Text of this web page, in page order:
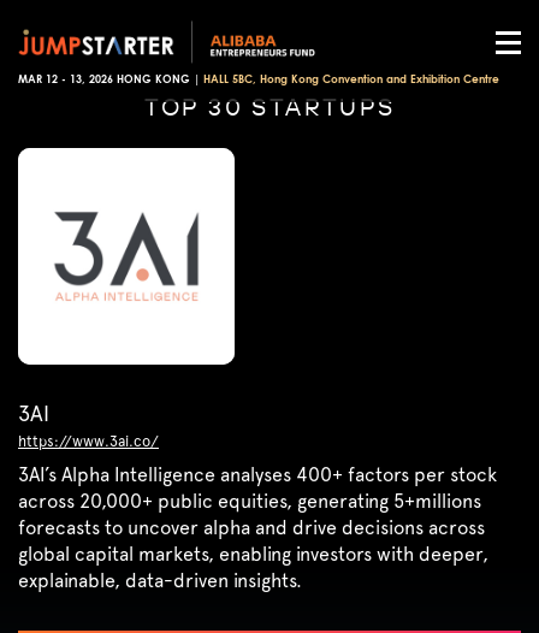
MAR 12 - 13, 2026 HONG KONG | HALL 5BC, Hong Kong Convention and Exhibition Centre
TOP 30 STARTUPS
3AI
https://www.3ai.co/
3AI’s Alpha Intelligence analyses 400+ factors per stock
across 20,000+ public equities, generating 5+millions
forecasts to uncover alpha and drive decisions across
global capital markets, enabling investors with deeper,
explainable, data-driven insights.